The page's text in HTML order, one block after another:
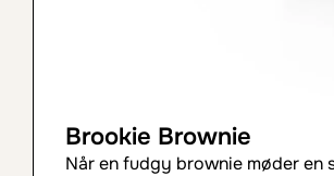
Brookie Brownie
Når en fudgy brownie møder en